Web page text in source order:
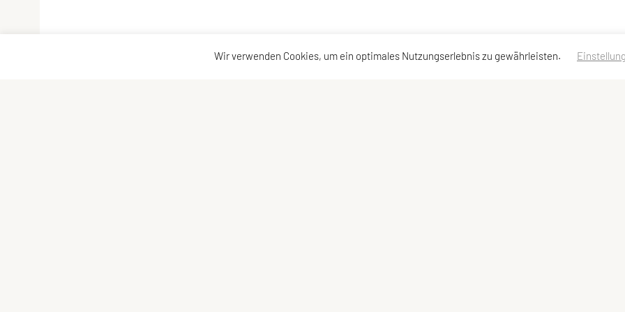
Wir verwenden Cookies, um ein optimales Nutzungserlebnis zu gewährleisten.